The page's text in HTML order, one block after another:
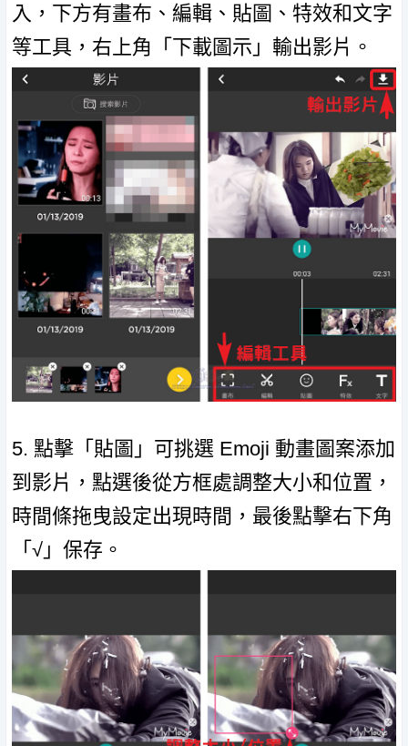
入，下方有畫布、編輯、貼圖、特效和文字
等工具，右上角「下載圖示」輸出影片。
5. 點擊「貼圖」可挑選 Emoji 動畫圖案添加
到影片，點選後從方框處調整大小和位置，
時間條拖曳設定出現時間，最後點擊右下角
「√」保存。